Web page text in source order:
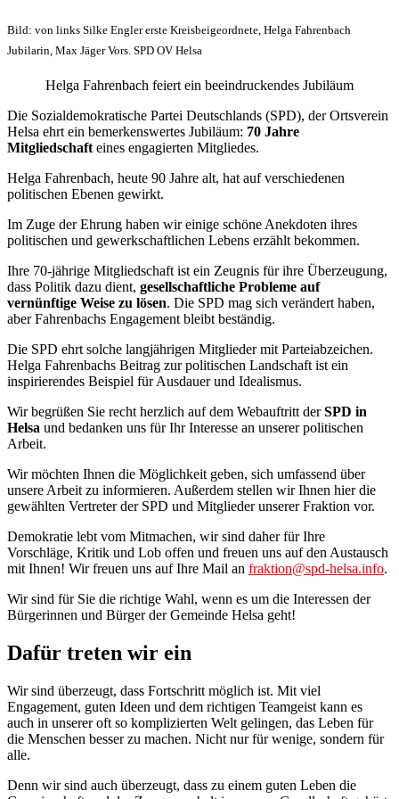
Bild: von links Silke Engler erste Kreisbeigeordnete, Helga Fahrenbach
Jubilarin, Max Jäger Vors. SPD OV Helsa
Helga Fahrenbach feiert ein beeindruckendes Jubiläum
Die Sozialdemokratische Partei Deutschlands (SPD), der Ortsverein
Helsa ehrt ein bemerkenswertes Jubiläum: 70 Jahre
Mitgliedschaft eines engagierten Mitgliedes.
Helga Fahrenbach, heute 90 Jahre alt, hat auf verschiedenen
politischen Ebenen gewirkt.
Im Zuge der Ehrung haben wir einige schöne Anekdoten ihres
politischen und gewerkschaftlichen Lebens erzählt bekommen.
Ihre 70-jährige Mitgliedschaft ist ein Zeugnis für ihre Überzeugung,
dass Politik dazu dient, gesellschaftliche Probleme auf
vernünftige Weise zu lösen. Die SPD mag sich verändert haben,
aber Fahrenbachs Engagement bleibt beständig.
Die SPD ehrt solche langjährigen Mitglieder mit Parteiabzeichen.
Helga Fahrenbachs Beitrag zur politischen Landschaft ist ein
inspirierendes Beispiel für Ausdauer und Idealismus.
Wir begrüßen Sie recht herzlich auf dem Webauftritt derSPD in
Helsa und bedanken uns für Ihr Interesse an unserer politischen
Arbeit.
Wir möchten Ihnen die Möglichkeit geben, sich umfassend über
unsere Arbeit zu informieren. Außerdem stellen wir Ihnen hier die
gewählten Vertreter der SPD und Mitglieder unserer Fraktion vor.
Demokratie lebt vom Mitmachen, wir sind daher für Ihre
Vorschläge, Kritik und Lob offen und freuen uns auf den Austausch
mit Ihnen! Wir freuen uns auf Ihre Mail an fraktion@spd-helsa.info.
Wir sind für Sie die richtige Wahl, wenn es um die Interessen der
Bürgerinnen und Bürger der Gemeinde Helsa geht!
Dafür treten wir ein
Wir sind überzeugt, dass Fortschritt möglich ist. Mit viel
Engagement, guten Ideen und dem richtigen Teamgeist kann es
auch in unserer oft so komplizierten Welt gelingen, das Leben für
die Menschen besser zu machen. Nicht nur für wenige, sondern für
alle.
Denn wir sind auch überzeugt, dass zu einem guten Leben die